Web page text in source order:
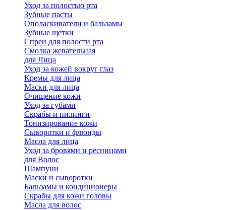
Уход за полостью рта
Зубные пасты
Ополаскиватели и бальзамы
Зубные щетки
Спреи для полости рта
Смолка жевательная
для Лица
Уход за кожей вокруг глаз
Кремы для лица
Маски для лица
Очищение кожи
Уход за губами
Скрабы и пилинги
Тонизирование кожи
Сыворотки и флюиды
Масла для лица
Уход за бровями и ресницами
для Волос
Шампуни
Маски и сыворотки
Бальзамы и кондиционеры
Скрабы для кожи головы
Масла для волос